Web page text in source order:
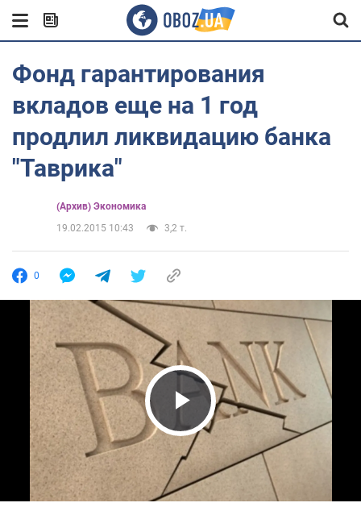
Фонд гарантирования
вкладов еще на 1 год
продлил ликвидацию банка
"Таврика"
(Архив) Экономика
19.02.2015 10:43
3,2 т.
0
Play Video